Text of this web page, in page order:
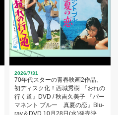
2026/7/31
70年代スターの青春映画2作品、
初ディスク化！西城秀樹 『おれの
行く道』DVD / 秋吉久美子 『パー
マネント ブルー 真夏の恋』Blu-
ray＆DVD 10月28日(水)発売決